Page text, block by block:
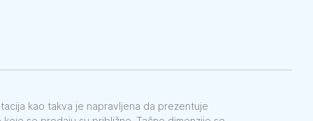
kao takva je napravljena da prezentuje